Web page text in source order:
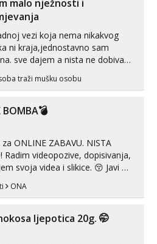
za ONLOINE zabavu...
malo nježnosti i
vezi koja nema nikakvog
ni kraja,jednostavno sam
sve dajem a nista ne dobivam
moje potrebe,ne trazim puno
seks i njezne poljupce po
traži mušku osobu
BOMBA💣
za ONLINE ZABAVU. NISTA
svoja videa i slikice. 😚 Javi mi
Telegram. +385 91 723 0045
ONA
ljepotica 20g. 🤭